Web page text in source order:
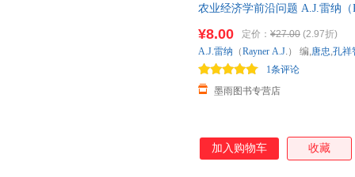
农业经济学前沿问题 A.J.雷纳
¥8.00 定价： ¥27.00 (2.97折)
墨雨图书专营店
1条评论
A.J.雷纳 （Rayner A.J.） 编,唐忠,孔祥
加入购物车 收藏